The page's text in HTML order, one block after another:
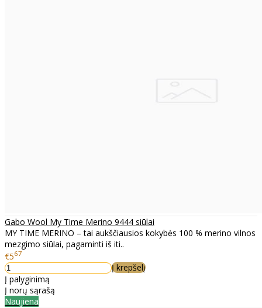
Gabo Wool My Time Merino 9444 siūlai
MY TIME MERINO – tai aukščiausios kokybės 100 % merino vilnos
mezgimo siūlai, pagaminti iš iti..
€567
Į krepšelį
Į palyginimą
Į norų sąrašą
Naujiena